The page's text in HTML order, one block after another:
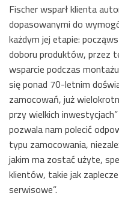
Fischer wsparł klienta
dopasowanymi do
każdym jej etapie:
doboru produktów, przez
wsparcie podczas
się ponad 70-letnim
zamocowań, już
przy wielkich
pozwala nam polecić
typu zamocowania,
jakim ma zostać użyte,
klientów, takie jak
serwisowe”.